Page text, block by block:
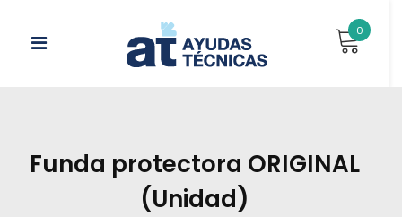
content
0
Funda protectora ORIGINAL
(Unidad)